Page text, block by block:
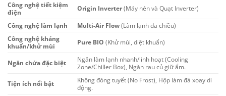
Công nghệ tiết kiệm
điện
Origin Inverter(Máy nén và Quạt Inverter)
Công nghệ làm lạnh Multi-Air Flow(Làm lạnh đa chiều)
Công nghệ kháng
khuẩn/khử mùi
Pure BIO (Khử mùi, diệt khuẩn)
Ngăn chứa đặc biệt
Ngăn làm lạnh nhanh/linh hoạt (Cooling
Zone/Chiller Box), Ngăn rau củ giữ ẩm.
Tiện ích nổi bật
Không đóng tuyết (No Frost), Hộp làm đá xoay di
động.